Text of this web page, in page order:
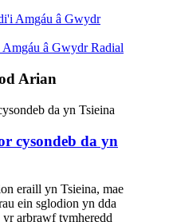
â Gwydr Radial
Arian
cysondeb da yn
eraill yn Tsieina, mae
ein sglodion yn dda
arbrawf tymheredd